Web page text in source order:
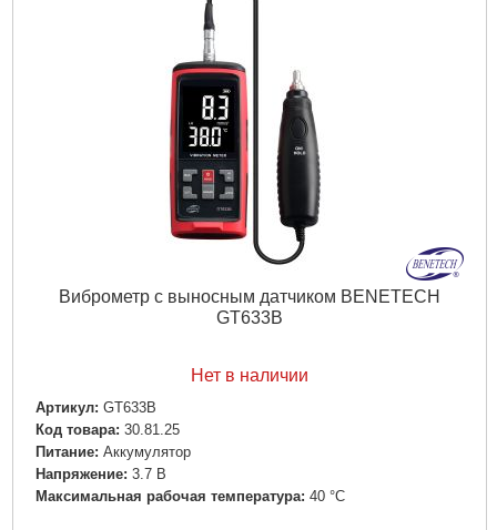
Виброметр с выносным датчиком BENETECH
GT633B
Нет в наличии
Артикул: GT633B
Код товара: 30.81.25
Питание: Аккумулятор
Напряжение: 3.7 В
Максимальная рабочая температура: 40 °С